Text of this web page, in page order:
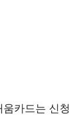
움카드는 신